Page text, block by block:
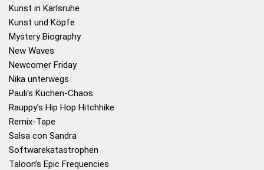
Kunst in Karlsruhe
Kunst und Köpfe
Mystery Biography
New Waves
Newcomer Friday
Nika unterwegs
Pauli's Küchen-Chaos
Rauppy’s Hip Hop Hitchhike
Remix-Tape
Salsa con Sandra
Softwarekatastrophen
Taloon’s Epic Frequencies